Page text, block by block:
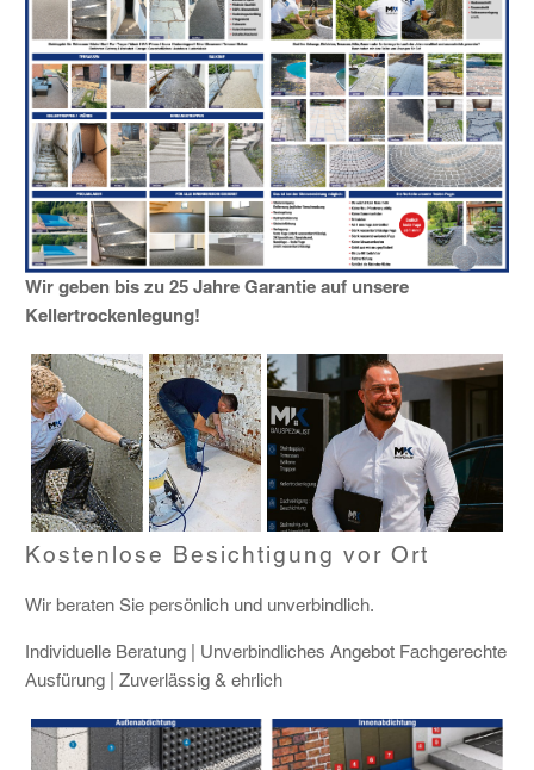
Wir geben bis zu 25 Jahre Garantie auf unsere
Kellertrockenlegung!
Kostenlose Besichtigung vor Ort
Wir beraten Sie persönlich und unverbindlich.
Individuelle Beratung | Unverbindliches Angebot Fachgerechte
Ausfürung | Zuverlässig & ehrlich